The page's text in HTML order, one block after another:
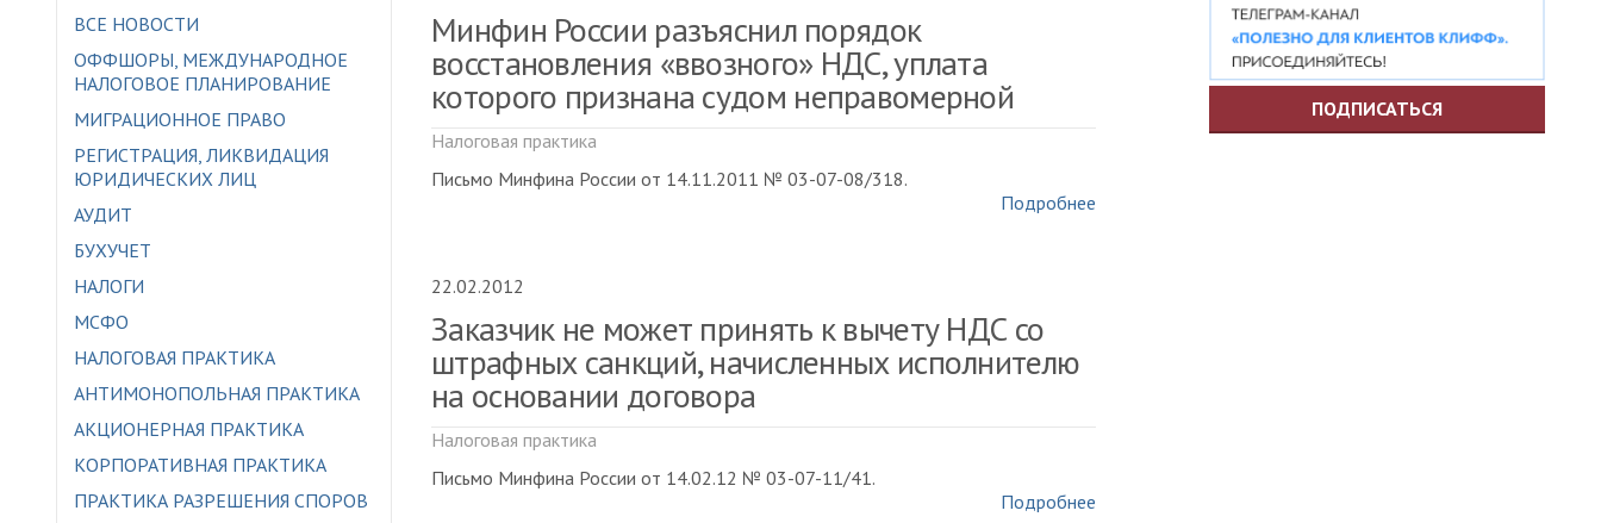
ВСЕ НОВОСТИ
ОФФШОРЫ, МЕЖДУНАРОДНОЕ
НАЛОГОВОЕ ПЛАНИРОВАНИЕ
МИГРАЦИОННОЕ ПРАВО
РЕГИСТРАЦИЯ, ЛИКВИДАЦИЯ
ЮРИДИЧЕСКИХ ЛИЦ
АУДИТ
БУХУЧЕТ
НАЛОГИ
МСФО
НАЛОГОВАЯ ПРАКТИКА
АНТИМОНОПОЛЬНАЯ ПРАКТИКА
АКЦИОНЕРНАЯ ПРАКТИКА
КОРПОРАТИВНАЯ ПРАКТИКА
ПРАКТИКА РАЗРЕШЕНИЯ СПОРОВ
Минфин России разъяснил порядок
восстановления «ввозного» НДС, уплата
которого признана судом неправомерной
Налоговая практика
Письмо Минфина России от 14.11.2011 № 03-07-08/318.
Подробнее
22.02.2012
Заказчик не может принять к вычету НДС со
штрафных санкций, начисленных исполнителю
на основании договора
Налоговая практика
Письмо Минфина России от 14.02.12 № 03-07-11/41.
Подробнее
ПОДПИСАТЬСЯ